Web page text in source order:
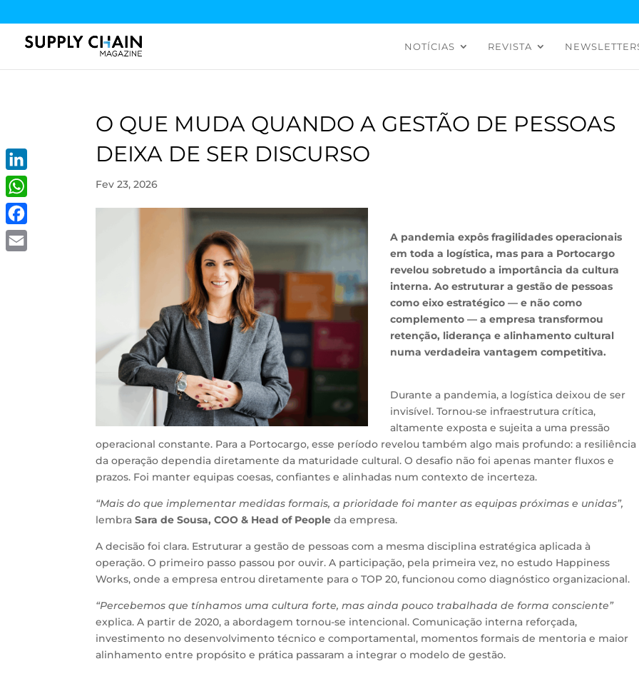
NOTÍCIAS REVISTA
O QUE MUDA QUANDO A GESTÃO DE PESSOAS
DEIXA DE SER DISCURSO
Fev 23, 2026
A pandemia expôs fragilidades operacionais
em toda a logística, mas para a Portocargo
revelou sobretudo a importância da cultura
interna. Ao estruturar a gestão de pessoas
como eixo estratégico — e não como
complemento — a empresa transformou
retenção, liderança e alinhamento cultural
numa verdadeira vantagem competitiva.
Durante a pandemia, a logística deixou de ser
invisível. Tornou-se infraestrutura crítica,
altamente exposta e sujeita a uma pressão
operacional constante. Para a Portocargo, esse período revelou também algo mais profundo: a resiliência
da operação dependia diretamente da maturidade cultural. O desafio não foi apenas manter fluxos e
prazos. Foi manter equipas coesas, confiantes e alinhadas num contexto de incerteza.
“Mais do que implementar medidas formais, a prioridade foi manter as equipas próximas e unidas”,
lembraSara de Sousa, COO & Head of People da empresa.
A decisão foi clara. Estruturar a gestão de pessoas com a mesma disciplina estratégica aplicada à
operação. O primeiro passo passou por ouvir. A participação, pela primeira vez, no estudo Happiness
Works, onde a empresa entrou diretamente para o TOP 20, funcionou como diagnóstico organizacional.
“Percebemos que tínhamos uma cultura forte, mas ainda pouco trabalhada de forma consciente”
explica. A partir de 2020, a abordagem tornou-se intencional. Comunicação interna reforçada,
investimento no desenvolvimento técnico e comportamental, momentos formais de mentoria e maior
alinhamento entre propósito e prática passaram a integrar o modelo de gestão.
LinkedIn
WhatsApp
Facebook